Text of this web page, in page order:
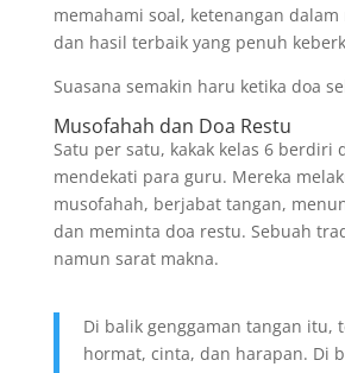
memahami soal, ketenangan dalam
dan hasil terbaik yang penuh
Suasana semakin haru ketika doa
Musofahah dan Doa Restu
Satu per satu, kakak kelas 6 berdiri
mendekati para guru. Mereka
musofahah, berjabat tangan,
dan meminta doa restu. Sebuah
namun sarat makna.
Di balik genggaman tangan itu,
hormat, cinta, dan harapan. Di